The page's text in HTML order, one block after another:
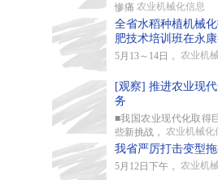
惨痛 农业机械化信息
全省水稻种植机械
肥技术培训班在永
5月13～14日， 农业机
[观察] 推进农业现
务
■我国农业现代化取得
些新挑战， 农业机械化
我省严厉打击变型
5月12日下午， 农业机